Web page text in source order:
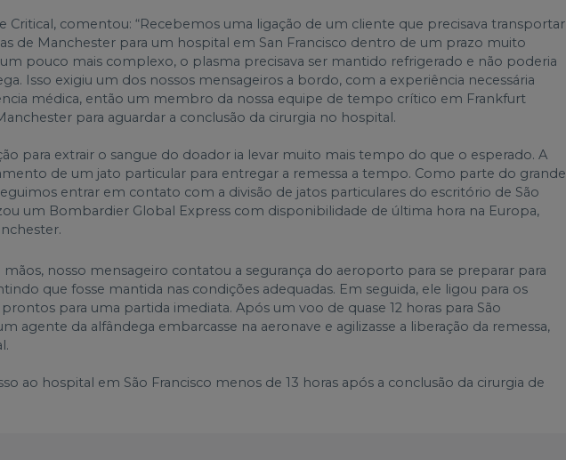
Critical, comentou: “Recebemos uma ligação de um cliente que precisava transportar
de Manchester para um hospital em San Francisco dentro de um prazo muito
pouco mais complexo, o plasma precisava ser mantido refrigerado e não poderia
Isso exigiu um dos nossos mensageiros a bordo, com a experiência necessária
médica, então um membro da nossa equipe de tempo crítico em Frankfurt
para aguardar a conclusão da cirurgia no hospital.
para extrair o sangue do doador ia levar muito mais tempo do que o esperado. A
de um jato particular para entregar a remessa a tempo. Como parte do grande
entrar em contato com a divisão de jatos particulares do escritório de São
um Bombardier Global Express com disponibilidade de última hora na Europa,
mãos, nosso mensageiro contatou a segurança do aeroporto para se preparar para
que fosse mantida nas condições adequadas. Em seguida, ele ligou para os
para uma partida imediata. Após um voo de quase 12 horas para São
agente da alfândega embarcasse na aeronave e agilizasse a liberação da remessa,
ao hospital em São Francisco menos de 13 horas após a conclusão da cirurgia de